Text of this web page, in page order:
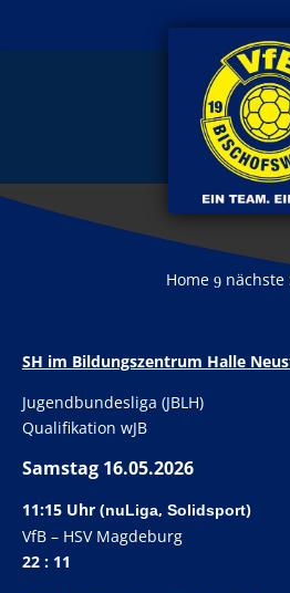
Home 9 nächste
SH im Bildungszentrum Halle
Jugendbundesliga (JBLH)
Qualifikation wJB
Samstag 16.05.2026
11:15 Uhr (nuLiga, Solidsport)
VfB – HSV Magdeburg
22 : 11